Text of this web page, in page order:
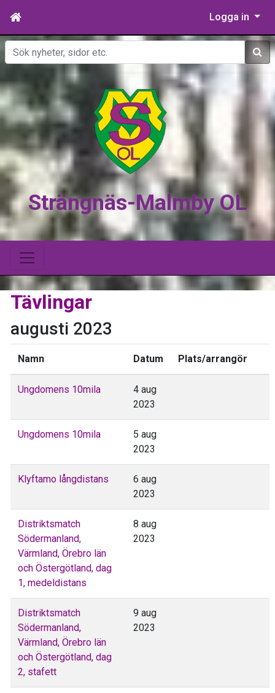
Logga in
Sök
Strängnäs-Malmby OL
Tävlingar
augusti 2023
Namn Datum Plats/arrangör
Ungdomens 10mila
4 aug
2023
Ungdomens 10mila
5 aug
2023
Klyftamo långdistans
6 aug
2023
Distriktsmatch
Södermanland,
Värmland, Örebro län
och Östergötland, dag
1, medeldistans
8 aug
2023
Distriktsmatch
Södermanland,
Värmland, Örebro län
och Östergötland, dag
2, stafett
9 aug
2023